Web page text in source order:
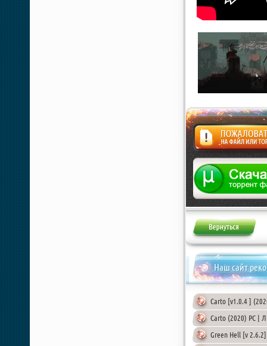
Жалоба
Наш сайт
Carto [v1.0.4 ]
Carto (2020) PC |
Green Hell [v